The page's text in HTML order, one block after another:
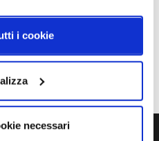
i cookie
necessari
Classe energetica
A++